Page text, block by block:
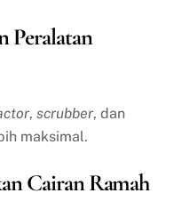
Peralatan
,scrubber, dan
maksimal.
Cairan Ramah